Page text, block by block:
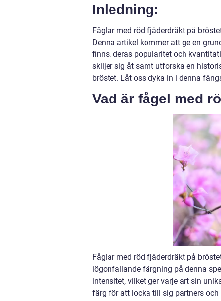
Inledning:
Fåglar med röd fjäderdräkt på
Denna artikel kommer att ge en
finns, deras popularitet och
skiljer sig åt samt utforska en
bröstet. Låt oss dyka in i denna
Vad är fågel med
Fåglar med röd fjäderdräkt på
iögonfallande färgning på denna
intensitet, vilket ger varje art sin
färg för att locka till sig partners och